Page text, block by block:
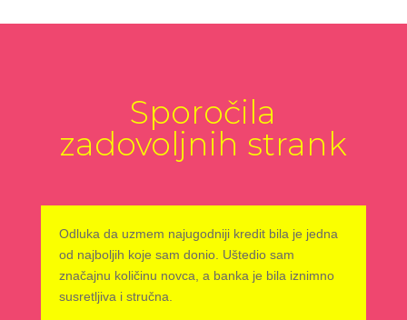
Sporočila
zadovoljnih strank
Odluka da uzmem najugodniji kredit bila je jedna
od najboljih koje sam donio. Uštedio sam
značajnu količinu novca, a banka je bila iznimno
susretljiva i stručna.